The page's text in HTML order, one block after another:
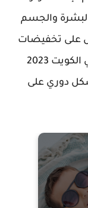
والجسم
على تخفيضات
إضافية فقط من خلال كود خصم نمشي الكويت 2023
دوري على